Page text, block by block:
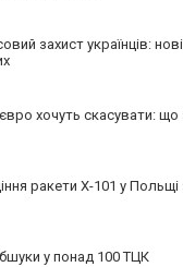
захист українців:
хочуть скасувати: що
ракети Х-101 у Польщі
у понад 100 ТЦК